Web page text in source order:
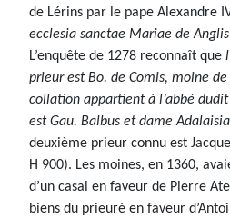
de Lérins par le pape Alexandre
ecclesia sanctae Mariae de Anglis
L’enquête de 1278 reconnaît que
prieur est Bo. de Comis, moine
collation appartient à l’abbé
est Gau. Balbus et dame Adalaisia
deuxième prieur connu est
H 900). Les moines, en 1360,
d’un casal en faveur de Pierre
biens du prieuré en faveur